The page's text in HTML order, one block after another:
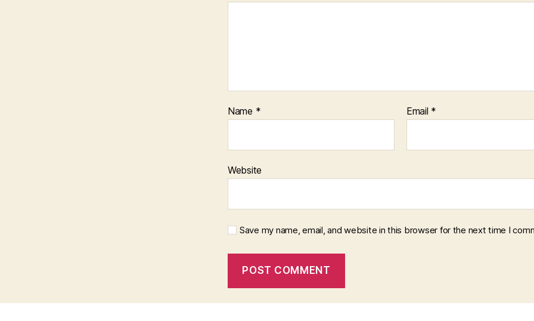
Name * Email *
Website
Save my name, email, and website in this browser for the next time I